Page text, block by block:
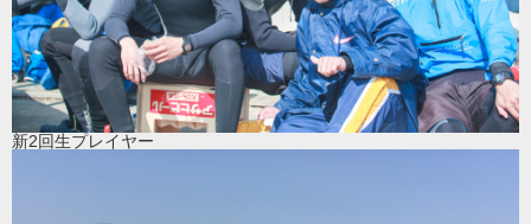
新2回生プレイヤー